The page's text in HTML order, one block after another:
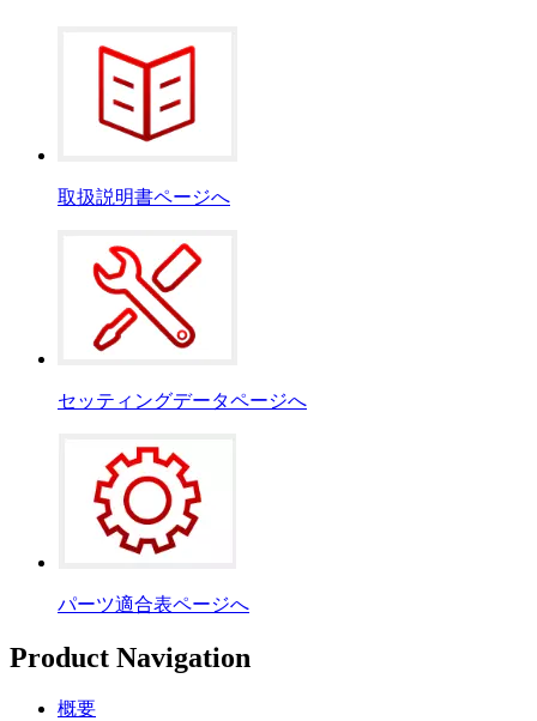
取扱説明書ページへ
セッティングデータページへ
パーツ適合表ページへ
Product Navigation
概要